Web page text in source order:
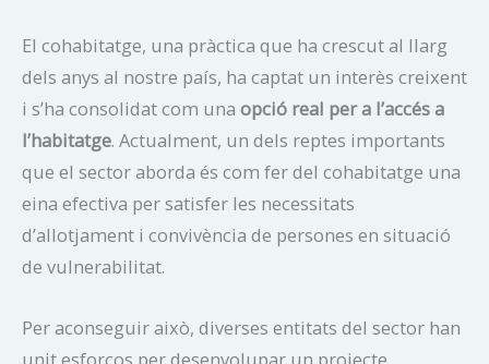
El cohabitatge, una pràctica que ha crescut al llarg
dels anys al nostre país, ha captat un interès creixent
i s’ha consolidat com una opció real per a l’accés a
l’habitatge. Actualment, un dels reptes importants
que el sector aborda és com fer del cohabitatge una
eina efectiva per satisfer les necessitats
d’allotjament i convivència de persones en situació
de vulnerabilitat.
Per aconseguir això, diverses entitats del sector han
unit esforços per desenvolupar un projecte